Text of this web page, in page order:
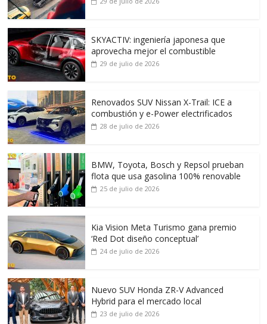
SKYACTIV: ingeniería japonesa que
aprovecha mejor el combustible
29 de julio de 2026
Renovados SUV Nissan X-Trail: ICE a
combustión y e-Power electrificados
28 de julio de 2026
BMW, Toyota, Bosch y Repsol prueban
flota que usa gasolina 100% renovable
25 de julio de 2026
Kia Vision Meta Turismo gana premio
‘Red Dot diseño conceptual’
24 de julio de 2026
Nuevo SUV Honda ZR-V Advanced
Hybrid para el mercado local
23 de julio de 2026